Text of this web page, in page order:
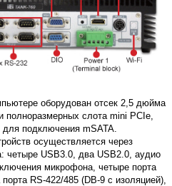
оборудован отсек 2,5 дюйма
полноразмерных слота mini PCIe,
для подключения mSATA.
осуществляется через
USB3.0, два USB2.0, аудио
микрофона, четыре порта
RS-422/485 (DB-9 с изоляцией),